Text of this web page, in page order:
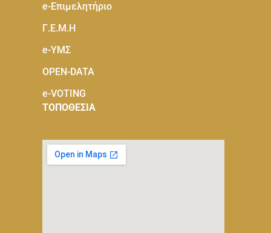
e-Eπιμελητήριο
Γ.Ε.Μ.Η
e-ΥΜΣ
OPEN-DATA
e-VOTING
ΤΟΠΟΘΕΣΙΑ